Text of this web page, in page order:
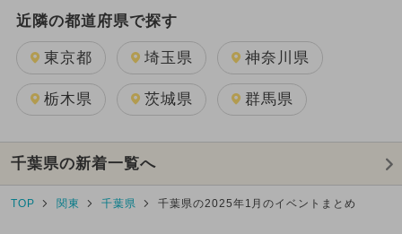
近隣の都道府県で探す
東京都 埼玉県 神奈川県
栃木県 茨城県 群馬県
千葉県の新着一覧へ
TOP 関東 千葉県 千葉県の2025年1月のイベントまとめ